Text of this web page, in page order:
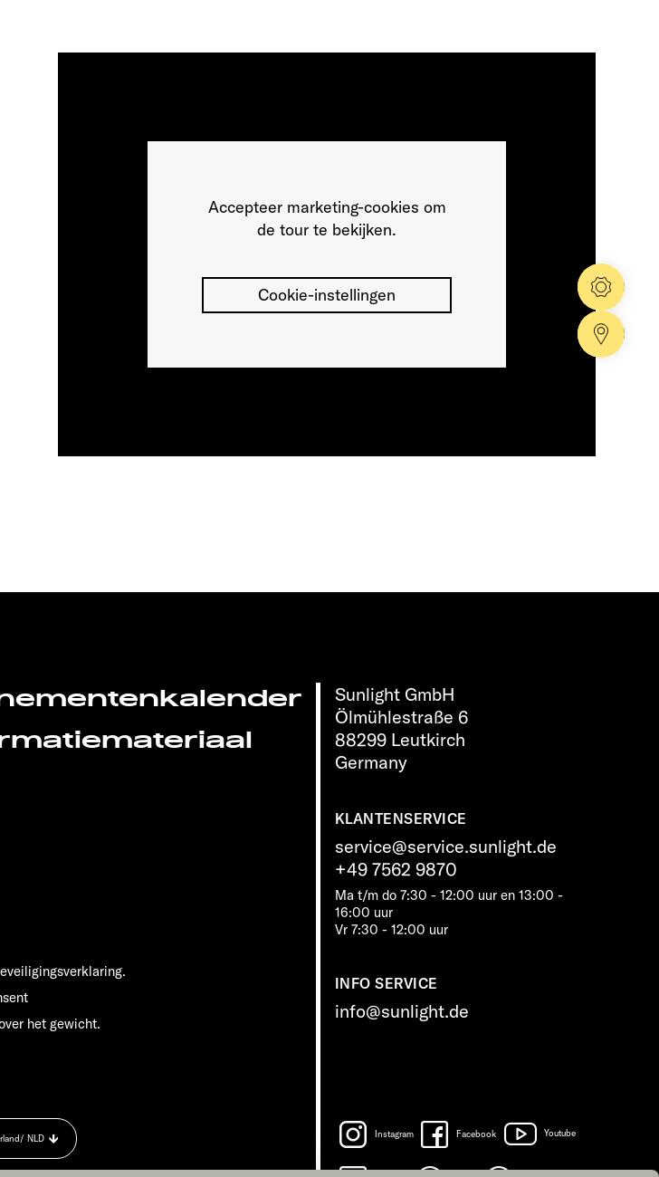
Dealer
Accepteer marketing-cookies om
de tour te bekijken.
Cookie-instellingen
Sunlight GmbH
Ölmühlestraße 6
88299 Leutkirch
Germany
KLANTENSERVICE
service@service.sunlight.de
+49 7562 9870
Ma t/m do 7:30 - 12:00 uur en 13:00 -
16:00 uur
Vr 7:30 - 12:00 uur
INFO SERVICE
info@sunlight.de
het gewicht.
Instagram Facebook Youtube
/ NLD